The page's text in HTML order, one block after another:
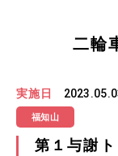
二輪
実施日
福知山
第１与謝